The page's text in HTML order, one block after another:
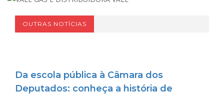
OUTRAS NOTÍCIAS
Da escola pública à Câmara dos
Deputados: conheça a história de